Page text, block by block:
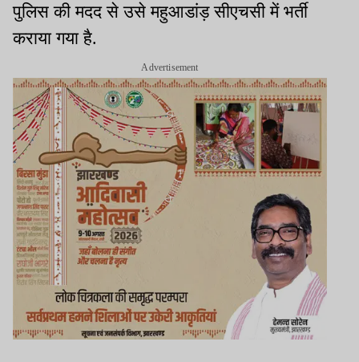
पुलिस की मदद से उसे महुआडांड़ सीएचसी में भर्ती
कराया गया है.
Advertisement